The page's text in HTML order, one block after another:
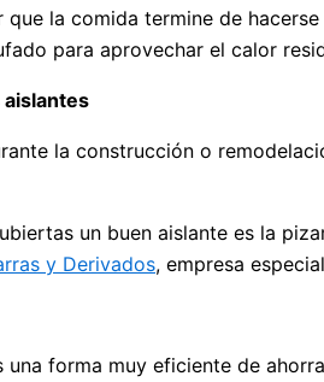
la comida termine de
para aprovechar el calor
la construcción o
un buen aislante es la
y Derivados, empresa
forma muy eficiente de